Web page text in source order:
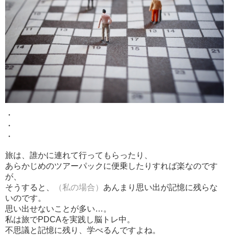
・
・
・
旅は、誰かに連れて行ってもらったり、
あらかじめのツアーパックに便乗したりすれば楽なのです
が、
そうすると、
（私の場合） あんまり思い出が記憶に残らな
いのです。
思い出せないことが多い…。
私は旅でPDCAを実践し脳トレ中。
不思議と記憶に残り、学べるんですよね。